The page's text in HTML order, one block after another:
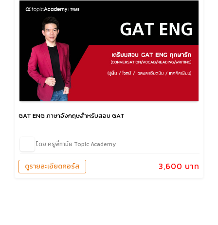
GAT ENG ภาษาอังกฤษสำหรับสอบ GAT
โดย ครูพี่ทาม์ย Topic Academy
3,600 บาท
ดูรายละเอียดคอร์ส